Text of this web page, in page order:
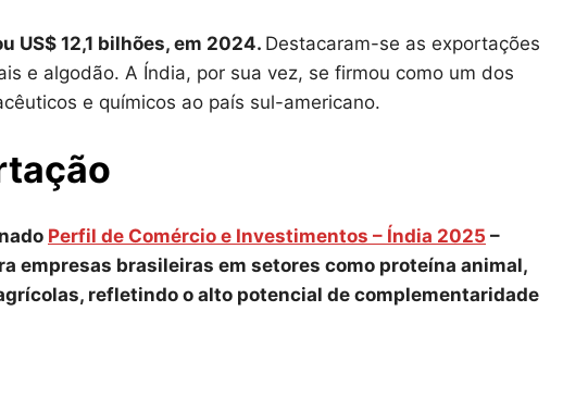
US$ 12,1 bilhões, em 2024. Destacaram-se as exportações
e algodão. A Índia, por sua vez, se firmou como um dos
e químicos ao país sul-americano.
Perfil de Comércio e Investimentos – Índia 2025 –
empresas brasileiras em setores como proteína animal,
refletindo o alto potencial de complementaridade